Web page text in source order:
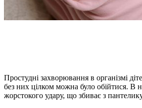
Простудні захворювання в організмі
без них цілком можна було обійтися. В
жорстокого удару, що збиває з